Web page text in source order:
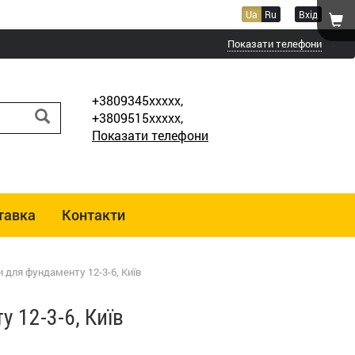
Ua Ru Вхід
Показати телефони
+3809345xxxxx,
+3809515xxxxx,
Показати телефони
Контакти
для фундаменту 12-3-6, Київ
12-3-6, Київ